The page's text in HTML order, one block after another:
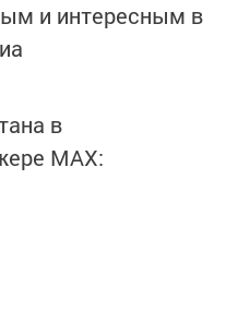
и интересным в
в
MАХ: